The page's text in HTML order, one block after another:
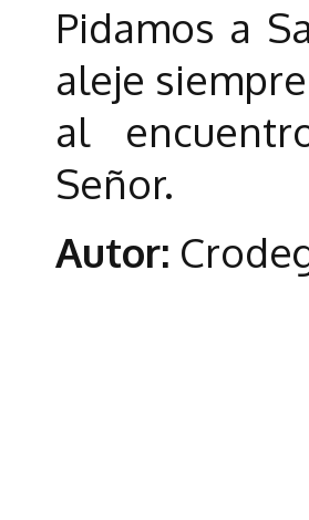
Pidamos a
aleje
al
Señor.
Autor: